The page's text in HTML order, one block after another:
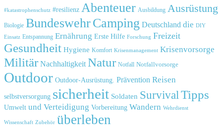
#katastrophenschutz #resilienz Abenteuer Ausbildung Ausrüstung
Biologie BundeswehrCamping Deutschland die DIY
Einsatz Entspannung Ernährung Erste Hilfe Forschung Freizeit
Gesundheit Hygiene Komfort Krisenmanagement Krisenvorsorge
Militär Nachhaltigkeit Natur Notfall Notfallvorsorge
Outdoor Outdoor-Ausrüstung. Prävention Reisen
selbstversorgung sicherheit Soldaten SurvivalTipps
Umwelt und Verteidigung Vorbereitung Wandern Wehrdienst
Wissenschaft Zubehör überleben